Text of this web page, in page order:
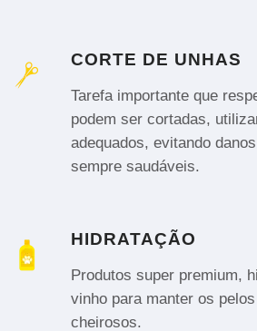
CORTE DE UNHAS
Tarefa importante que
podem ser cortadas,
adequados, evitando
sempre saudáveis.
HIDRATAÇÃO
Produtos super premium,
vinho para manter os
cheirosos.